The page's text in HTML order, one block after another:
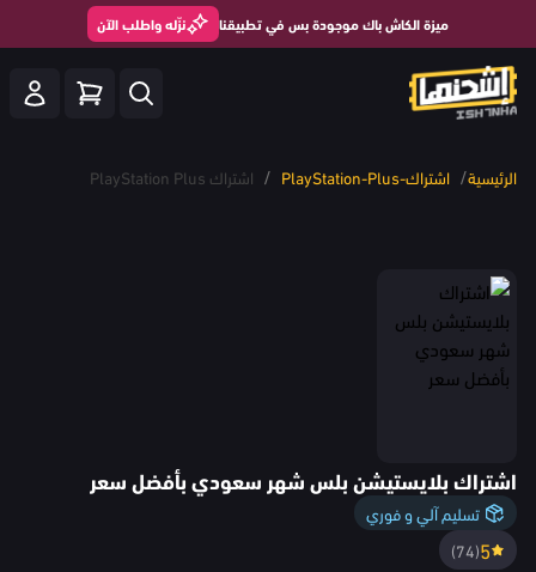
ميزة الكاش باك موجودة بس في تطبيقنا نزّله واطلب الآن
الرئيسية/ اشتراك-PlayStation-Plus / اشتراك PlayStation Plus
اشتراك بلايستيشن بلس شهر سعودي بأفضل سعر
تسليم آلي و فوري
5
(74)